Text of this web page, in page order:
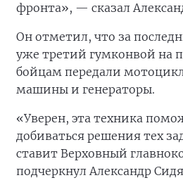
фронта», — сказал
Он отметил, что за
уже третий гумконвой на
бойцам передали
машины и генераторы.
«Уверен, эта техника
добиваться решения тех
ставит Верховный
подчеркнул Александр